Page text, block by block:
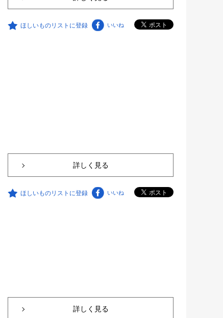
ほしいものリストに登録 いいね
詳しく見る
ほしいものリストに登録 いいね
詳しく見る